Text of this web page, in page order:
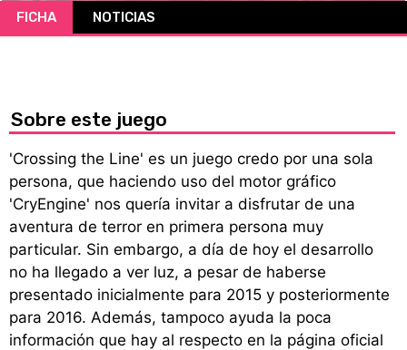
FICHA NOTICIAS
Sobre este juego
'Crossing the Line' es un juego credo por una sola
persona, que haciendo uso del motor gráfico
'CryEngine' nos quería invitar a disfrutar de una
aventura de terror en primera persona muy
particular. Sin embargo, a día de hoy el desarrollo
no ha llegado a ver luz, a pesar de haberse
presentado inicialmente para 2015 y posteriormente
para 2016. Además, tampoco ayuda la poca
información que hay al respecto en la página oficial